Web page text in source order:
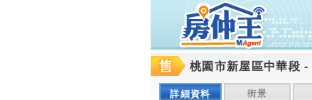
桃園市新屋區中華段 -
詳細資料 街景